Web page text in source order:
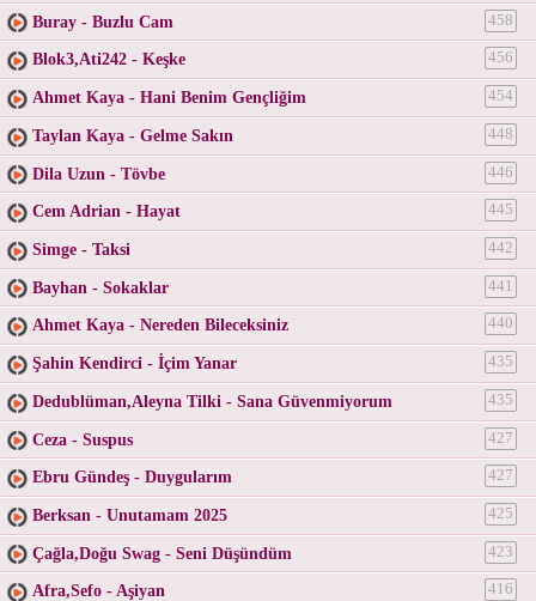
Buray - Buzlu Cam 458
Blok3,Ati242 - Keşke 456
Ahmet Kaya - Hani Benim Gençliğim 454
Taylan Kaya - Gelme Sakın 448
Dila Uzun - Tövbe 446
Cem Adrian - Hayat 445
Simge - Taksi 442
Bayhan - Sokaklar 441
Ahmet Kaya - Nereden Bileceksiniz 440
Şahin Kendirci - İçim Yanar 435
Dedublüman,Aleyna Tilki - Sana Güvenmiyorum 435
Ceza - Suspus 427
Ebru Gündeş - Duygularım 427
Berksan - Unutamam 2025 425
Çağla,Doğu Swag - Seni Düşündüm 423
Afra,Sefo - Aşiyan 416